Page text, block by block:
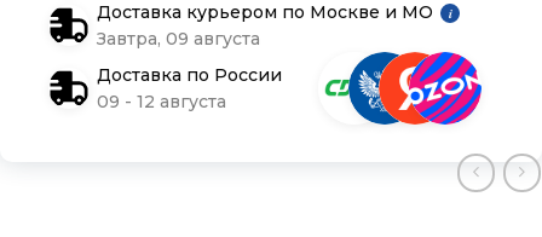
Доставка курьером по Москве и МО
i
Завтра, 09 августа
Доставка по России
09 - 12 августа
Бренды
Подарочные сертификаты
Бренды
Подарочные сертификаты
Бренды
Подарочные сертификаты